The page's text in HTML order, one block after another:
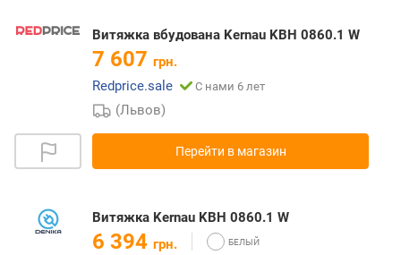
Витяжка вбудована Kernau KBH 0860.1 W
7 607 грн.
Redprice.sale
С нами 6 лет
(Львов)
Перейти в магазин
Витяжка Kernau KBH 0860.1 W
6 394 грн.